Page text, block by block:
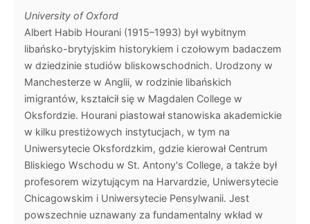
University of Oxford
Albert Habib Hourani (1915–1993) był wybitnym
libańsko-brytyjskim historykiem i czołowym badaczem
w dziedzinie studiów bliskowschodnich. Urodzony w
Manchesterze w Anglii, w rodzinie libańskich
imigrantów, kształcił się w Magdalen College w
Oksfordzie. Hourani piastował stanowiska akademickie
w kilku prestiżowych instytucjach, w tym na
Uniwersytecie Oksfordzkim, gdzie kierował Centrum
Bliskiego Wschodu w St. Antony's College, a także był
profesorem wizytującym na Harvardzie, Uniwersytecie
Chicagowskim i Uniwersytecie Pensylwanii. Jest
powszechnie uznawany za fundamentalny wkład w